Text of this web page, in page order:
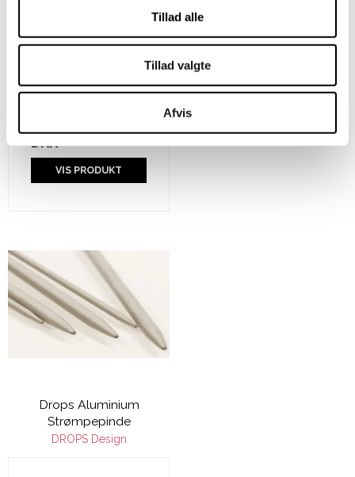
Tillad alle
Tillad valgte
Afvis
DKK
VIS PRODUKT
Drops Aluminium
Strømpepinde
DROPS Design